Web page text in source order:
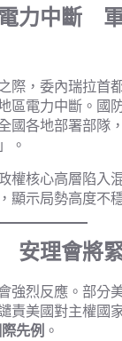
力中斷
際，委內瑞拉首
區電力中斷。國
國各地部署部隊
。
權核心高層陷入
顯示局勢高度不
安理會將
強烈反應。部分
責美國對主權國
先例 。